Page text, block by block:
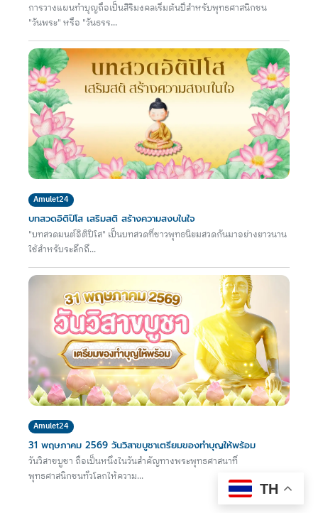
การวางแผนทำบุญถือเป็นสิริมงคลเริ่มต้นปีสำหรับพุทธศาสนิกชน
"วันพระ" หรือ "วันธรร...
Amulet24
บทสวดอิติปิโส เสริมสติ สร้างความสงบในใจ
"บทสวดมนต์อิติปิโส" เป็นบทสวดที่ชาวพุทธนิยมสวดกันมาอย่างยาวนาน
ใช้สำหรับระลึกถึ...
Amulet24
31 พฤษภาคม 2569 วันวิสาขบูชาเตรียมของทำบุญให้พร้อม
วันวิสาขบูชา ถือเป็นหนึ่งในวันสำคัญทางพระพุทธศาสนาที่
พุทธศาสนิกชนทั่วโลกให้ความ...
TH